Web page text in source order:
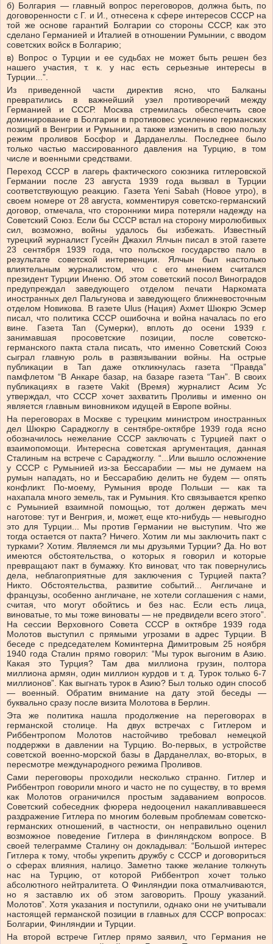
б) Болгария — главный вопрос переговоров, должна быть, по
договоренности с Г. и И., отнесена к сфере интересов СССР на
той же основе гарантий Болгарии со стороны СССР, как это
сделано Германией и Италией в отношении Румынии, с вводом
советских войск в Болгарию;
в) Вопрос о Турции и ее судьбах не может быть решен без
нашего участия, т. к. у нас есть серьезные интересы в
Турции...”.
Из приведенной части директив ясно, что Балканы
превратились в важнейший узел противоречий между
Германией и СССР. Москва стремилась обеспечить свое
доминирование в Болгарии в противовес усилению германских
позиций в Венгрии и Румынии, а также изменить в свою пользу
режим проливов Босфор и Дарданеллы. Последнее было
только частью массированного давления на Турцию, в том
числе и военными средствами.
Переход СССР в лагерь фактического союзника гитлеровской
Германии после 23 августа 1939 года вызвал в Турции
соответствующую реакцию. Газета Yeni Sabah (Новое утро), в
своем номере от 28 августа, комментируя советско-германский
договор, отмечала, что сторонники мира потеряли надежду на
Советский Союз. Если бы СССР встал на сторону миролюбивых
сил, возможно, войны удалось бы избежать. Известный
турецкий журналист Гусейн Джахил Ялчын писал в этой газете
23 сентября 1939 года, что польское государство пало в
результате советской интервенции. Ялчын был настолько
влиятельным журналистом, что с его мнением считался
президент Турции Иненю. Об этом советский посол Виноградов
предупреждал заведующего отделом печати Наркомата
иностранных дел Пальгунова и заведующего ближневосточным
отделом Новикова. В газете Ulus (Нация) Ахмет Шюкрю Эсмер
писал, что политика СССР ошибочна и война началась по его
вине. Газета Tan (Сумерки), вплоть до осени 1939 г.
занимавшая просоветские позиции, после советско-
германского пакта стала писать, что именно Советский Союз
сыграл главную роль в развязывании войны. На острые
публикации в Tan даже откликнулась газета “Правда”
памфлетом “В Анкаре базар, на базаре газета “Тан”. В своих
публикациях в газете Vakit (Время) журналист Асим Ус
утверждал, что СССР хочет захватить Проливы и именно он
является главным виновником идущей в Европе войны.
На переговорах в Москве с турецким министром иностранных
дел Шюкрю Сараджоглу в сентябре-октябре 1939 года ясно
обозначилось нежелание СССР заключать с Турцией пакт о
взаимопомощи. Интересна советская аргументация, данная
Сталиным на встрече с Сараджоглу. “...Или вышло осложнение
у СССР с Румынией из-за Бессарабии — мы не думаем на
румын нападать, но и Бессарабию делить не будем — опять
конфликт. По-моему, Румыния вроде Польши — как та
нахапала много земель, так и Румыния. Кто связывается крепко
с Румынией взаимной помощью, тот должен держать меч
наготове: тут и Венгрия, и, может, еще кто-нибудь — невыгодно
это для Турции... Мы против Германии не выступим. Что же
тогда остается от пакта? Ничего. Хотим ли мы заключить пакт с
турками? Хотим. Являемся ли мы друзьями Турции? Да. Но вот
имеются обстоятельства, о которых я говорил и которые
превращают пакт в бумажку. Кто виноват, что так повернулись
дела, неблагоприятные для заключения с Турцией пакта?
Никто. Обстоятельства, развитие событий... Англичане и
французы, особенно англичане, не хотели соглашения с нами,
считая, что могут обойтись и без нас. Если есть лица,
виноватые, то мы тоже виноваты — не предвидели всего этого”.
На сессии Верховного Совета СССР в октябре 1939 года
Молотов выступил с прямыми угрозами в адрес Турции. В
беседе с председателем Коминтерна Димитровым 25 ноября
1940 года Сталин прямо говорил: “Мы турок выгоним в Азию.
Какая это Турция? Там два миллиона грузин, полтора
миллиона армян, один миллион курдов и т. д. Турок только 6-7
миллионов”. Как выгнать турок в Азию? Был только один способ
— военный. Обратим внимание на дату этой беседы —
буквально сразу после визита Молотова в Берлин.
Эта же политика нашла продолжение на переговорах в
германской столице. На двух встречах с Гитлером и
Риббентропом Молотов настойчиво требовал немецкой
поддержки в давлении на Турцию. Во-первых, в устройстве
советской военно-морской базы в Дарданеллах, во-вторых, в
пересмотре международного режима Проливов.
Сами переговоры проходили несколько странно. Гитлер и
Риббентроп говорили много и часто не по существу, в то время
как Молотов ограничился простым задаванием вопросов.
Советский собеседник фюрера недооценил накапливавшееся
раздражение Гитлера по многим болевым проблемам советско-
германских отношений, в частности, он неправильно оценил
возможное поведение Гитлера в финляндском вопросе. В
своей телеграмме Сталину он докладывал: “Большой интерес
Гитлера к тому, чтобы укрепить дружбу с СССР и договориться
о сферах влияния, налицо. Заметно также желание толкнуть
нас на Турцию, от которой Риббентроп хочет только
абсолютного нейтралитета. О Финляндии пока отмалчиваются,
но я заставлю их об этом заговорить. Прошу указаний.
Молотов”. Хотя указания и поступили, однако они не учитывали
настоящей германской позиции в главных для СССР вопросах:
Болгарии, Финляндии и Турции.
На второй встрече Гитлер прямо заявил, что Германия не